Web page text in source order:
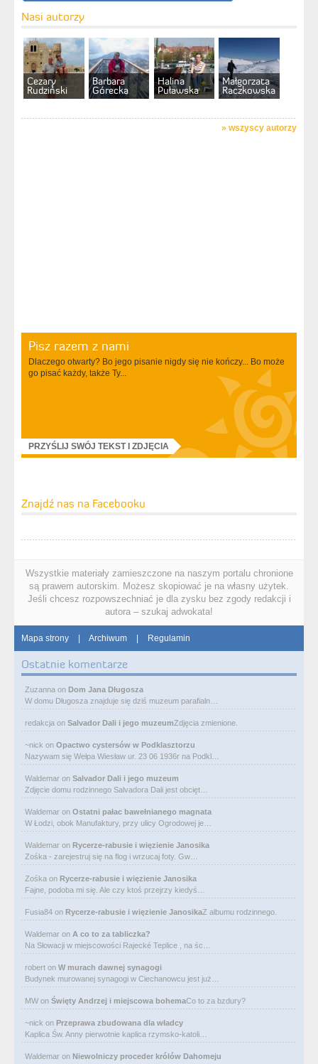
Nasi autorzy
Cezary
Rudziński
Barbara
Górecka
Halina
Puławska
Małgorzata
Raczkowska
» wszyscy autorzy
Pisz razem z nami
Dlaczego otwarty? Bo jego pisanie nigdy się nie kończy... Bo może
go pisać każdy, także Ty...
PRZYŚLIJ SWÓJ TEKST I ZDJĘCIA
Znajdź nas na Facebooku
Wszystkie materiały zamieszczone na naszym portalu chronione
są prawem autorskim. Możesz skopiować je na własny użytek.
Jeśli chcesz rozpowszechniać je dla zysku bez zgody redakcji i
autora – szukaj adwokata!
Mapa strony | Archiwum | Regulamin
Ostatnie komentarze
Zuzanna on Dom Jana Długosza
W domu Długosza znajduje się dziś muzeum parafialn…
redakcja on Salvador Dali i jego muzeumZdjęcia zmienione.
~nick on Opactwo cystersów w Podklasztorzu
Nazywam się Wełpa Wiesław ur. 23 06 1936r na Podkl…
Waldemar on Salvador Dali i jego muzeum
Zdjęcie domu rodzinnego Salvadora Dali jest obcięt…
Waldemar on Ostatni pałac bawełnianego magnata
W Łodzi, obok Manufaktury, przy ulicy Ogrodowej je…
Waldemar on Rycerze-rabusie i więzienie Janosika
Zośka - zarejestruj się na flog i wrzucaj foty. Gw…
Zośka on Rycerze-rabusie i więzienie Janosika
Fajne, podoba mi się. Ale czy ktoś przejrzy kiedyś…
Fusia84 on Rycerze-rabusie i więzienie JanosikaZ albumu rodzinnego.
Waldemar on A co to za tabliczka?
Na Słowacji w miejscowości Rajecké Teplice , na śc…
robert on W murach dawnej synagogi
Budynek murowanej synagogi w Ciechanowcu jest już…
MW on Święty Andrzej i miejscowa bohemaCo to za bzdury?
~nick on Przeprawa zbudowana dla władcy
Kaplica Św. Anny pierwotnie kaplica rzymsko-katoli…
Waldemar on Niewolniczy proceder królów Dahomeju